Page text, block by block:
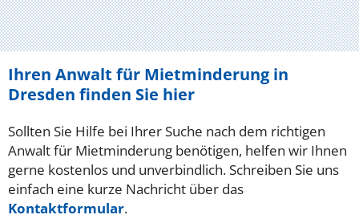
Ihren Anwalt für Mietminderung in
Dresden finden Sie hier
Sollten Sie Hilfe bei Ihrer Suche nach dem richtigen
Anwalt für Mietminderung benötigen, helfen wir Ihnen
gerne kostenlos und unverbindlich. Schreiben Sie uns
einfach eine kurze Nachricht über das
Kontaktformular.